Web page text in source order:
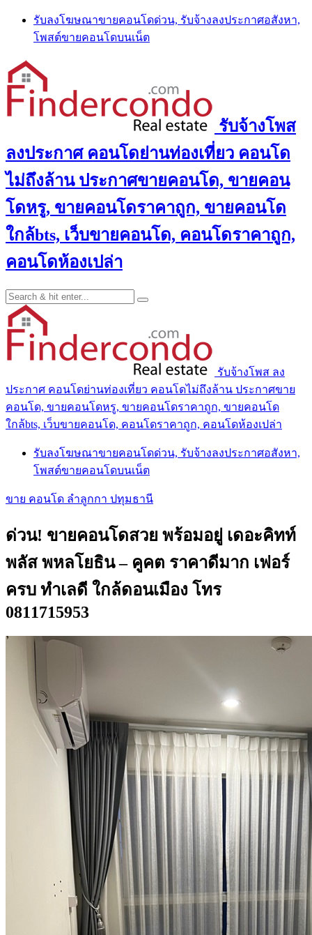
Skip
content
รับลงโฆษณาขายคอนโดด่วน, รับจ้างลงประกาศอสังหา,
โพสต์ขายคอนโดบนเน็ต
รับจ้างโพส
ลงประกาศ คอนโดย่านท่องเที่ยว คอนโด
ไม่ถึงล้าน ประกาศขายคอนโด, ขายคอน
โดหรู, ขายคอนโดราคาถูก, ขายคอนโด
ใกล้bts, เว็บขายคอนโด, คอนโดราคาถูก,
คอนโดห้องเปล่า
รับจ้างโพส ลง
ประกาศ คอนโดย่านท่องเที่ยว คอนโดไม่ถึงล้าน ประกาศขาย
คอนโด, ขายคอนโดหรู, ขายคอนโดราคาถูก, ขายคอนโด
ใกล้bts, เว็บขายคอนโด, คอนโดราคาถูก, คอนโดห้องเปล่า
รับลงโฆษณาขายคอนโดด่วน, รับจ้างลงประกาศอสังหา,
โพสต์ขายคอนโดบนเน็ต
ขาย คอนโด ลำลูกกา ปทุมธานี
ด่วน! ขายคอนโดสวย พร้อมอยู่ เดอะคิทท์
พลัส พหลโยธิน – คูคต ราคาดีมาก เฟอร์
ครบ ทำเลดี ใกล้ดอนเมือง โทร
0811715953